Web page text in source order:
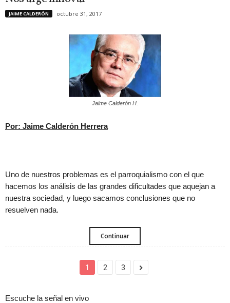
JAIME CALDERÓN octubre 31, 2017
Jaime Calderón H.
Por: Jaime Calderón Herrera
Uno de nuestros problemas es el parroquialismo con el que
hacemos los análisis de las grandes dificultades que aquejan a
nuestra sociedad, y luego sacamos conclusiones que no
resuelven nada.
Continuar
1 2 3
Escuche la señal en vivo